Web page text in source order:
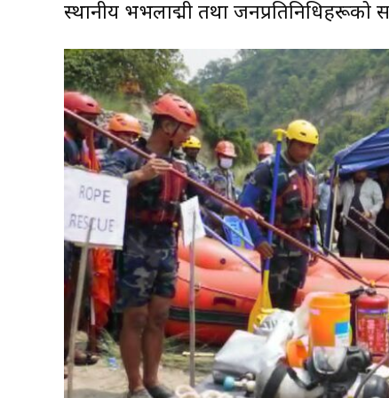
स्थानीय भद्रभलाद्मी तथा जनप्रतिनिधिहरूको